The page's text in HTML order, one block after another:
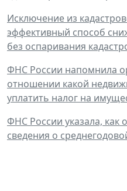
Исключение из
эффективный способ
без оспаривания
ФНС России напомнила
отношении какой
уплатить налог на
ФНС России указала, как
сведения о